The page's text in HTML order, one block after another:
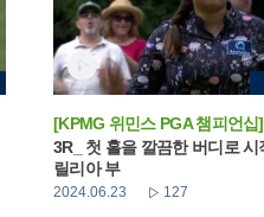
[KPMG 위민스 PGA 챔피언십]
3R_ 첫 홀을 깔끔한 버디로 시
릴리아 부
2024.06.23 127